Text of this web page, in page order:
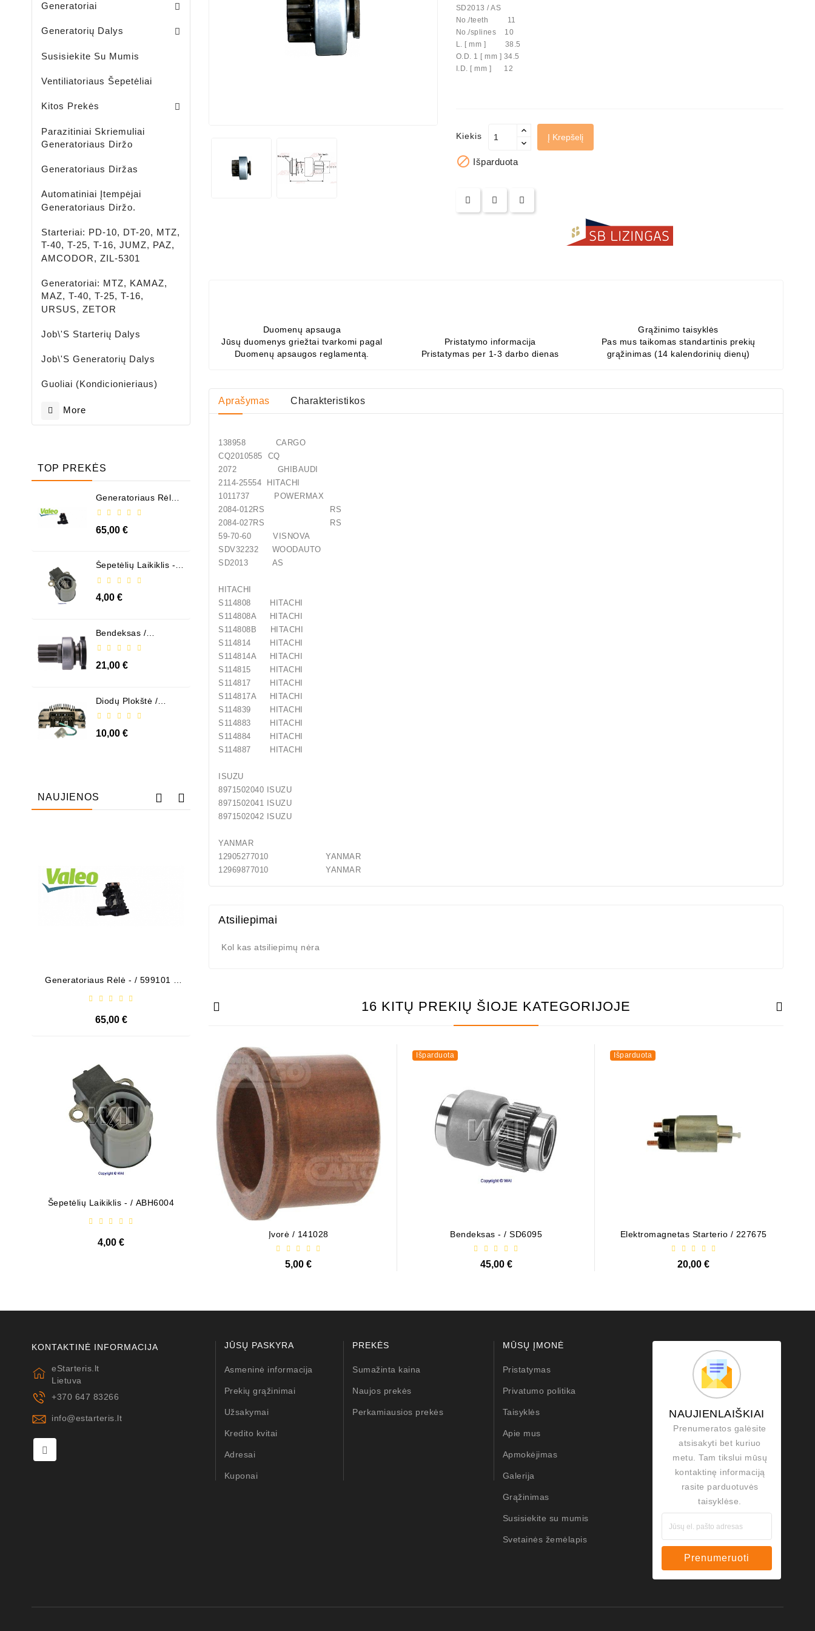
Generatoriai
Generatorių Dalys
Susisiekite Su Mumis
Ventiliatoriaus Šepetėliai
Kitos Prekės
Parazitiniai Skriemuliai
Generatoriaus Diržo
Generatoriaus Diržas
Automatiniai Įtempėjai
Generatoriaus Diržo.
Starteriai: PD-10, DT-20, MTZ,
T-40, T-25, T-16, JUMZ, PAZ,
AMCODOR, ZIL-5301
Generatoriai: MTZ, KAMAZ,
MAZ, T-40, T-25, T-16,
URSUS, ZETOR
Job\'s Starterių Dalys
Job\'s Generatorių Dalys
Guoliai (kondicionieriaus)
More
TOP PREKĖS
Generatoriaus Rėlė -
65,00 €
Šepetėlių Laikiklis - /
4,00 €
Bendeksas /
21,00 €
Diodų Plokštė /
10,00 €
NAUJIENOS
Generatoriaus Rėlė - / 599101 (
65,00 €
Šepetėlių Laikiklis - / ABH6004
4,00 €
Išparduota
Diodų Plokštė / 131505
SD2013 / AS
No./teeth 11
No./splines 10
L. [ mm ] 38.5
O.D. 1 [ mm ] 34.5
I.D. [ mm ] 12
Kiekis Į Krepšelį
 Išparduota
Duomenų apsauga
Jūsų duomenys griežtai tvarkomi pagal
Duomenų apsaugos reglamentą.
Pristatymo informacija
Pristatymas per 1-3 darbo dienas
Grąžinimo taisyklės
Pas mus taikomas standartinis prekių
grąžinimas (14 kalendorinių dienų)
Aprašymas Charakteristikos
138958 CARGO
CQ2010585 CQ
2072 GHIBAUDI
2114-25554 HITACHI
1011737 POWERMAX
2084-012RS RS
2084-027RS RS
59-70-60 VISNOVA
SDV32232 WOODAUTO
SD2013 AS
HITACHI
S114808 HITACHI
S114808A HITACHI
S114808B HITACHI
S114814 HITACHI
S114814A HITACHI
S114815 HITACHI
S114817 HITACHI
S114817A HITACHI
S114839 HITACHI
S114883 HITACHI
S114884 HITACHI
S114887 HITACHI
ISUZU
8971502040 ISUZU
8971502041 ISUZU
8971502042 ISUZU
YANMAR
12905277010 YANMAR
12969877010 YANMAR
Atsiliepimai
Kol kas atsiliepimų nėra
16 KITŲ PREKIŲ ŠIOJE KATEGORIJOJE
Įvorė / 141028
5,00 €
Išparduota
Bendeksas - / SD6095
45,00 €
Išparduota
Elektromagnetas Starterio / 227675
20,00 €
KONTAKTINĖ INFORMACIJA
eStarteris.lt
Lietuva
+370 647 83266
info@estarteris.lt
JŪSŲ PASKYRA
Asmeninė informacija
Prekių grąžinimai
Užsakymai
Kredito kvitai
Adresai
Kuponai
PREKĖS
Sumažinta kaina
Naujos prekės
Perkamiausios prekės
MŪSŲ ĮMONĖ
Pristatymas
Privatumo politika
Taisyklės
Apie mus
Apmokėjimas
Galerija
Grąžinimas
Susisiekite su mumis
Svetainės žemėlapis
NAUJIENLAIŠKIAI
Prenumeratos galėsite
atsisakyti bet kuriuo
metu. Tam tikslui mūsų
kontaktinę informaciją
rasite parduotuvės
taisyklėse.
Prenumeruoti